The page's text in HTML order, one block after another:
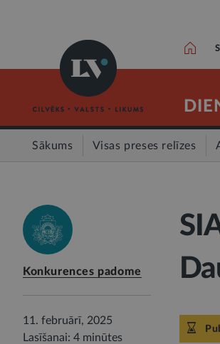
Sākums Visas preses relīzes
Konkurences padome
11. februārī, 2025
Lasīšanai: 4 minūtes